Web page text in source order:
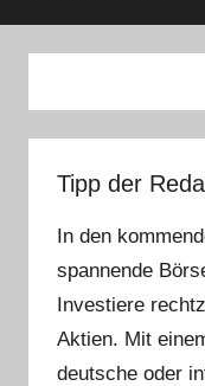
Tipp der
In den
spannende
Investiere
Aktien. Mit
deutsche oder